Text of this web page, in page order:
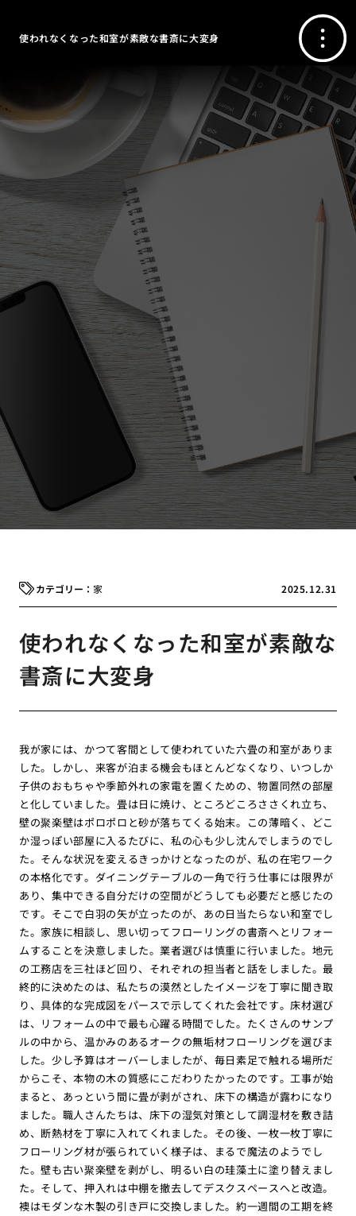
使われなくなった和室が素敵な書斎に大変身
2025.12.31
家
使われなくなった和室が素敵な
書斎に大変身
我が家には、かつて客間として使われていた六畳の和室がありま
した。しかし、来客が泊まる機会もほとんどなくなり、いつしか
子供のおもちゃや季節外れの家電を置くための、物置同然の部屋
と化していました。畳は日に焼け、ところどころささくれ立ち、
壁の聚楽壁はポロポロと砂が落ちてくる始末。この薄暗く、どこ
か湿っぽい部屋に入るたびに、私の心も少し沈んでしまうのでし
た。そんな状況を変えるきっかけとなったのが、私の在宅ワーク
の本格化です。ダイニングテーブルの一角で行う仕事には限界が
あり、集中できる自分だけの空間がどうしても必要だと感じたの
です。そこで白羽の矢が立ったのが、あの日当たらない和室でし
た。家族に相談し、思い切ってフローリングの書斎へとリフォー
ムすることを決意しました。業者選びは慎重に行いました。地元
の工務店を三社ほど回り、それぞれの担当者と話をしました。最
終的に決めたのは、私たちの漠然としたイメージを丁寧に聞き取
り、具体的な完成図をパースで示してくれた会社です。床材選び
は、リフォームの中で最も心躍る時間でした。たくさんのサンプ
ルの中から、温かみのあるオークの無垢材フローリングを選びま
した。少し予算はオーバーしましたが、毎日素足で触れる場所だ
からこそ、本物の木の質感にこだわりたかったのです。工事が始
まると、あっという間に畳が剥がされ、床下の構造が露わになり
ました。職人さんたちは、床下の湿気対策として調湿材を敷き詰
め、断熱材を丁寧に入れてくれました。その後、一枚一枚丁寧に
フローリング材が張られていく様子は、まるで魔法のようでし
た。壁も古い聚楽壁を剥がし、明るい白の珪藻土に塗り替えまし
た。そして、押入れは中棚を撤去してデスクスペースへと改造。
襖はモダンな木製の引き戸に交換しました。約一週間の工期を終